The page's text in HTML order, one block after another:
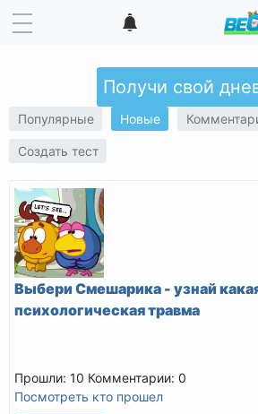
Получи свой
Популярные Новые
Создать тест
Выбери Смешарика - узнай
психологическая травма
Прошли: 10 Комментарии: 0
Посмотреть кто прошел